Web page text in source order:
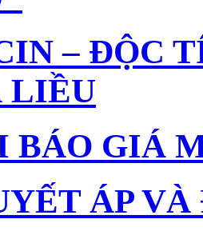
– ĐỘC
LIỀU
BÁO GIÁ
ÁP